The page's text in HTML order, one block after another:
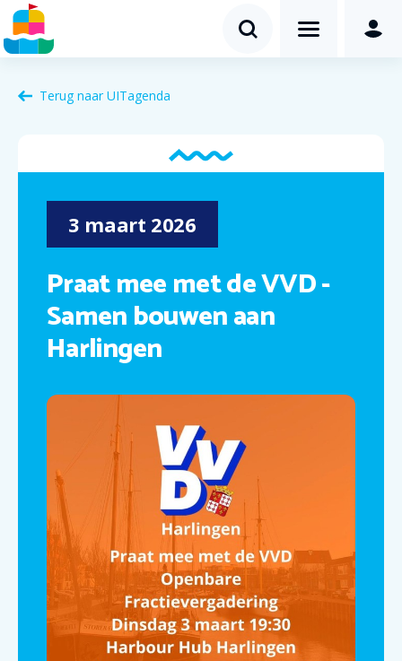
Terug naar UITagenda
3 maart 2026
Praat mee met de VVD -
Samen bouwen aan
Harlingen